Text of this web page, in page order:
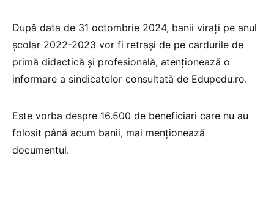
După data de 31 octombrie 2024, banii virați pe anul
școlar 2022-2023 vor fi retrași de pe cardurile de
primă didactică și profesională, atenționează o
informare a sindicatelor consultată de Edupedu.ro.
Este vorba despre 16.500 de beneficiari care nu au
folosit până acum banii, mai menționează
documentul.